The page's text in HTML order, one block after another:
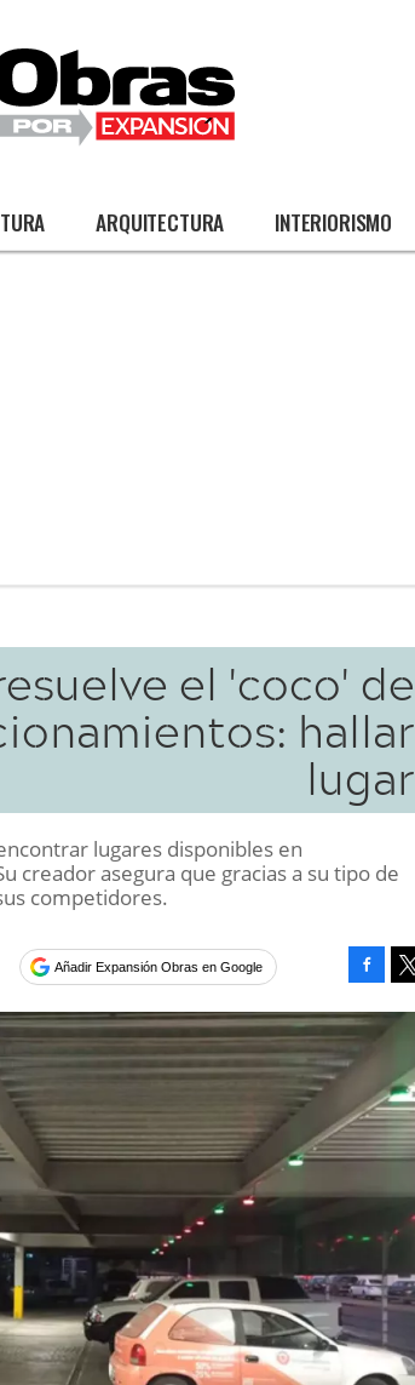
ARQUITECTURA INTERIORISMO
el 'coco' de
hallar
lugar
lugares disponibles en
creador asegura que gracias a su tipo de
competidores.
Añadir Expansión Obras en Google